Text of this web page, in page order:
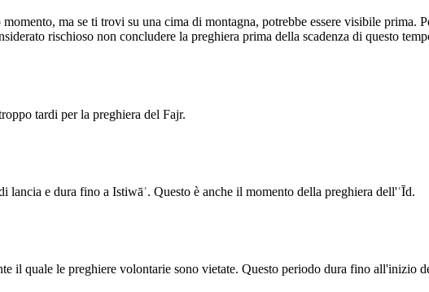
ma se ti trovi su una cima di montagna, potrebbe essere visibile
rischioso non concludere la preghiera prima della scadenza di questo
tardi per la preghiera del Fajr.
e dura fino a Istiwāʾ. Questo è anche il momento della preghiera dell'ʿĪd.
il quale le preghiere volontarie sono vietate. Questo periodo dura fino all'inizio